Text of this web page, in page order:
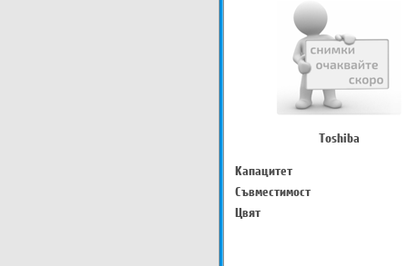
Toshiba
Капацитет
Съвместимост
Цвят